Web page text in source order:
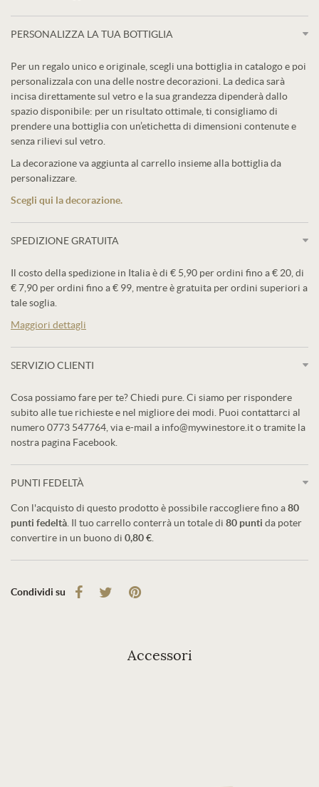
PERSONALIZZA LA TUA BOTTIGLIA
Per un regalo unico e originale, scegli una bottiglia in catalogo e poi
personalizzala con una delle nostre decorazioni. La dedica sarà
incisa direttamente sul vetro e la sua grandezza dipenderà dallo
spazio disponibile: per un risultato ottimale, ti consigliamo di
prendere una bottiglia con un’etichetta di dimensioni contenute e
senza rilievi sul vetro.
La decorazione va aggiunta al carrello insieme alla bottiglia da
personalizzare.
Scegli qui la decorazione.
SPEDIZIONE GRATUITA
Il costo della spedizione in Italia è di € 5,90 per ordini fino a € 20, di
€ 7,90 per ordini fino a € 99, mentre è gratuita per ordini superiori a
tale soglia.
Maggiori dettagli
SERVIZIO CLIENTI
Cosa possiamo fare per te? Chiedi pure. Ci siamo per rispondere
subito alle tue richieste e nel migliore dei modi. Puoi contattarci al
numero 0773 547764, via e-mail a info@mywinestore.it o tramite la
nostra pagina Facebook.
PUNTI FEDELTÀ
Con l'acquisto di questo prodotto è possibile raccogliere fino a80
punti fedeltà . Il tuo carrello conterrà un totale di 80 punti da poter
convertire in un buono di 0,80 €
Condividi su
Accessori